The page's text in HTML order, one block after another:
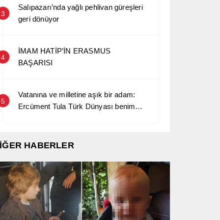
3
Salıpazarı’nda yağlı pehlivan güreşleri
geri dönüyor
4
İMAM HATİP’İN ERASMUS
BAŞARISI
5
Vatanına ve milletine aşık bir adam:
Ercüment Tula Türk Dünyası benim
HABERLER